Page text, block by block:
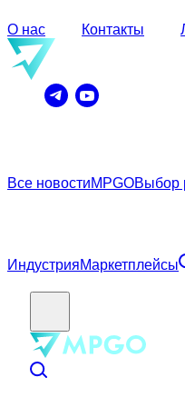
О нас Контакты
Все новостиMPGOВыбор
ИндустрияМаркетплейсы